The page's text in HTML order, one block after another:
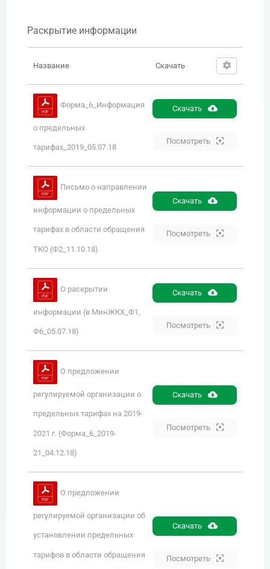
Раскрытие информации
Название Скачать
Форма_6_Информация
о предельных
тарифах_2019_05.07.18
Скачать
Посмотреть
Письмо о направлении
информации о предельных
тарифах в области обращения
ТКО (Ф2_11.10.18)
Скачать
Посмотреть
О раскрытии
информации (в МинЖКХ_Ф1,
Ф6_05.07.18)
Скачать
Посмотреть
О предложении
регулируемой организации о
предельных тарифах на 2019-
2021 г. (Форма_6_2019-
21_04.12.18)
Скачать
Посмотреть
О предложении
регулируемой организации об
установлении предельных
тарифов в области обращения
Скачать
Посмотреть